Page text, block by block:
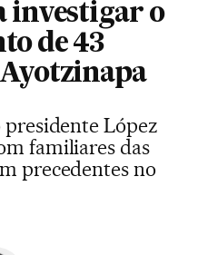
investigar o
de 43
presidente López
familiares das
precedentes no